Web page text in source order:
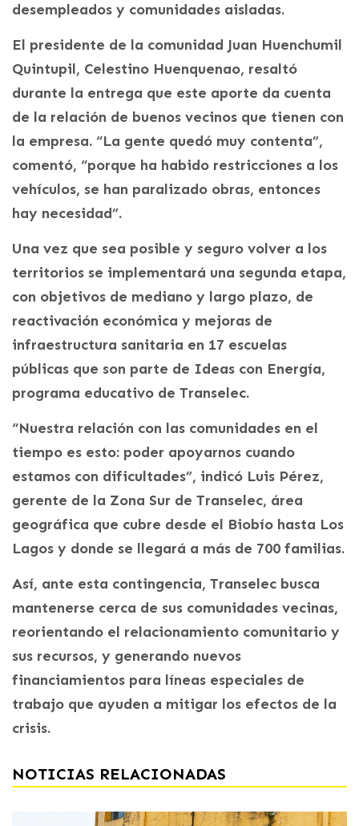
desempleados y comunidades aisladas.
El presidente de la comunidad Juan Huenchumil
Quintupil, Celestino Huenquenao, resaltó
durante la entrega que este aporte da cuenta
de la relación de buenos vecinos que tienen con
la empresa. “La gente quedó muy contenta”,
comentó, “porque ha habido restricciones a los
vehículos, se han paralizado obras, entonces
hay necesidad”.
Una vez que sea posible y seguro volver a los
territorios se implementará una segunda etapa,
con objetivos de mediano y largo plazo, de
reactivación económica y mejoras de
infraestructura sanitaria en 17 escuelas
públicas que son parte de Ideas con Energía,
programa educativo de Transelec.
“Nuestra relación con las comunidades en el
tiempo es esto: poder apoyarnos cuando
estamos con dificultades”, indicó Luis Pérez,
gerente de la Zona Sur de Transelec, área
geográfica que cubre desde el Biobío hasta Los
Lagos y donde se llegará a más de 700 familias.
Así, ante esta contingencia, Transelec busca
mantenerse cerca de sus comunidades vecinas,
reorientando el relacionamiento comunitario y
sus recursos, y generando nuevos
financiamientos para líneas especiales de
trabajo que ayuden a mitigar los efectos de la
crisis.
NOTICIAS RELACIONADAS